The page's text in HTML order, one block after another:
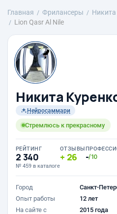
Главная Фрилансеры
Lion Qasr Al Nile
Никита
Нейросаммари
Стремлюсь к прекрасному
РЕЙТИНГ
2 340
№ 459 в каталоге
ОТЗЫВЫ
26 -/10
Город
Санкт-
Опыт работы
12 лет
На сайте с
2015 года